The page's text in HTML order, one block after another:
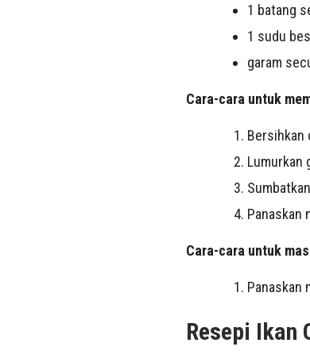
1 batang
1 sudu
garam
Cara-cara untuk
Bersihkan
Lumurkan
Panaskan
Cara-cara untuk
Panaskan
Resepi Ikan